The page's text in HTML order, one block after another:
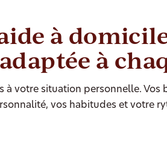
à
à
à votre situation personnelle.
vos habitudes et votre